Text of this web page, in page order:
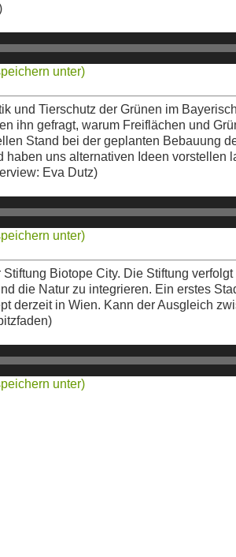
unter)
und Tierschutz der Grünen im
ihn gefragt, warum Freiflächen und
Stand bei der geplanten Bebauung
haben uns alternativen Ideen vorstellen
Eva Dutz)
unter)
Stiftung Biotope City. Die Stiftung
die Natur zu integrieren. Ein erstes
derzeit in Wien. Kann der Ausgleich
unter)